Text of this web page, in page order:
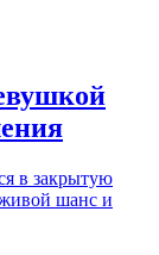
в закрытую
шанс и